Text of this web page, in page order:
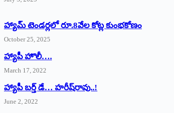
హ్యామ్‌ ‌టెండర్లలో రూ.8వేల కోట్ల కుంభకోణం
October 25, 2025
హ్యాపీ హొలీ….
March 17, 2022
హ్యాపీ బర్త్ ‌డే… హరీష్‌రావు..!
June 2, 2022